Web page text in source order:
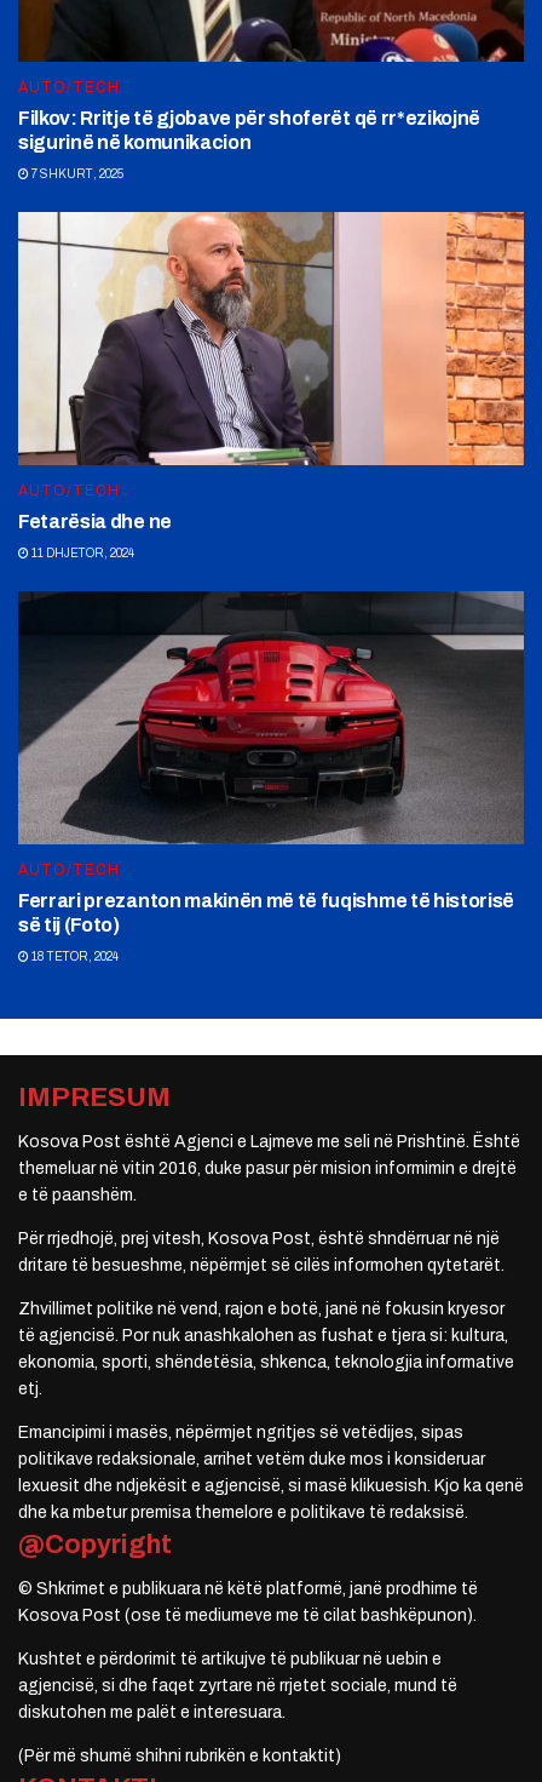
AUTO/TECH
Filkov: Rritje të gjobave për shoferët që rr*ezikojnë
sigurinë në komunikacion
7 SHKURT, 2025
AUTO/TECH
Fetarësia dhe ne
11 DHJETOR, 2024
AUTO/TECH
Ferrari prezanton makinën më të fuqishme të historisë
së tij (Foto)
18 TETOR, 2024
IMPRESUM
Kosova Post është Agjenci e Lajmeve me seli në Prishtinë. Është
themeluar në vitin 2016, duke pasur për mision informimin e drejtë
e të paanshëm.
Për rrjedhojë, prej vitesh, Kosova Post, është shndërruar në një
dritare të besueshme, nëpërmjet së cilës informohen qytetarët.
Zhvillimet politike në vend, rajon e botë, janë në fokusin kryesor
të agjencisë. Por nuk anashkalohen as fushat e tjera si: kultura,
ekonomia, sporti, shëndetësia, shkenca, teknologjia informative
etj.
Emancipimi i masës, nëpërmjet ngritjes së vetëdijes, sipas
politikave redaksionale, arrihet vetëm duke mos i konsideruar
lexuesit dhe ndjekësit e agjencisë, si masë klikuesish. Kjo ka qenë
dhe ka mbetur premisa themelore e politikave të redaksisë.
@Copyright
© Shkrimet e publikuara në këtë platformë, janë prodhime të
Kosova Post (ose të mediumeve me të cilat bashkëpunon).
Kushtet e përdorimit të artikujve të publikuar në uebin e
agjencisë, si dhe faqet zyrtare në rrjetet sociale, mund të
diskutohen me palët e interesuara.
(Për më shumë shihni rubrikën e kontaktit)